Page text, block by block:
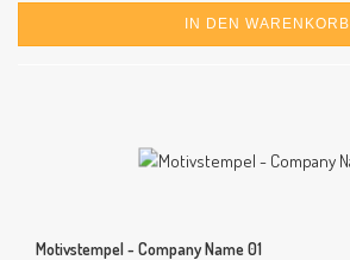
IN DEN WARENKORB
Motivstempel - Company Name 01